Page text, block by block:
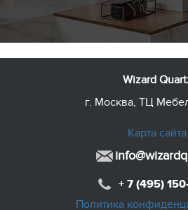
Wizard
г. Москва, ТЦ
Карта сайта
+ 7 (495)
Политика